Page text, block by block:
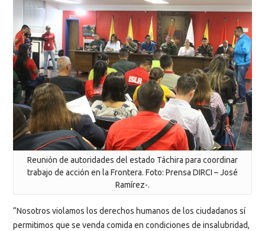
Reunión de autoridades del estado Táchira para coordinar
trabajo de acción en la Frontera. Foto: Prensa DIRCI – José
Ramírez-.
“Nosotros violamos los derechos humanos de los ciudadanos sí
permitimos que se venda comida en condiciones de insalubridad,